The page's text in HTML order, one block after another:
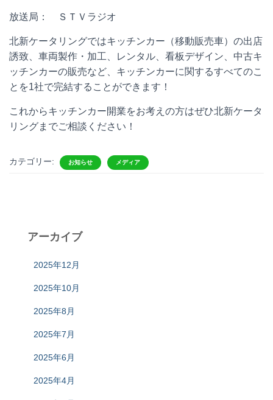
放送局： ＳＴＶラジオ
北新ケータリングではキッチンカー（移動販売車）の出店
誘致、車両製作・加工、レンタル、看板デザイン、中古キ
ッチンカーの販売など、キッチンカーに関するすべてのこ
とを1社で完結することができます！
これからキッチンカー開業をお考えの方はぜひ北新ケータ
リングまでご相談ください！
カテゴリー: お知らせ メディア
アーカイブ
2025年12月
2025年10月
2025年8月
2025年7月
2025年6月
2025年4月